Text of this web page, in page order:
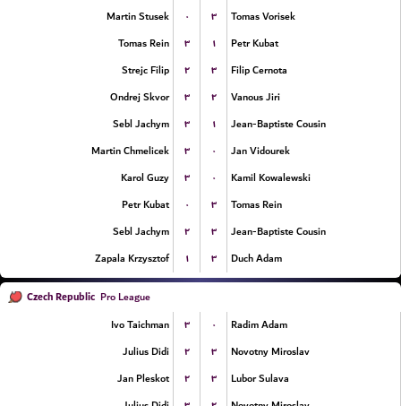
Martin Stusek
۰ ۳
Tomas Vorisek
Tomas Rein
۳ ۱
Petr Kubat
Strejc Filip
۲ ۳
Filip Cernota
Ondrej Skvor
۳ ۲
Vanous Jiri
Sebl Jachym
۳ ۱
Jean-Baptiste Cousin
Martin Chmelicek
۳ ۰
Jan Vidourek
Karol Guzy
۳ ۰
Kamil Kowalewski
Petr Kubat
۰ ۳
Tomas Rein
Sebl Jachym
۲ ۳
Jean-Baptiste Cousin
Zapala Krzysztof
۱ ۳ Duch Adam
Czech Republic Pro League
Ivo Taichman
۳ ۰
Radim Adam
Julius Didi
۲ ۳
Novotny Miroslav
Jan Pleskot
۲ ۳
Lubor Sulava